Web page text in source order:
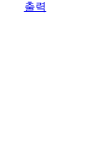
출력